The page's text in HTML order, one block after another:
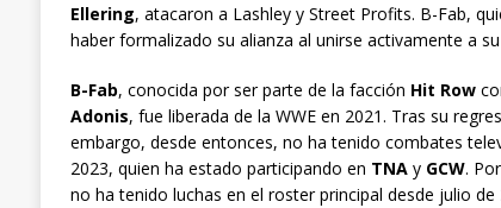
Ellering, atacaron a Lashley y Street Profits. B-Fab,
haber formalizado su alianza al unirse activamente a
B-Fab, conocida por ser parte de la facción Hit Row
Adonis, fue liberada de la WWE en 2021. Tras su
embargo, desde entonces, no ha tenido combates
2023, quien ha estado participando en TNAy GCW.
no ha tenido luchas en el roster principal desde julio de